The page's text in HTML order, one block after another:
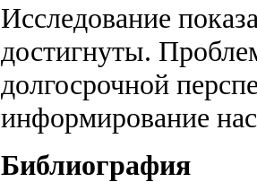
Исследование
достигнуты.
долгосрочной
информирование
Библиография